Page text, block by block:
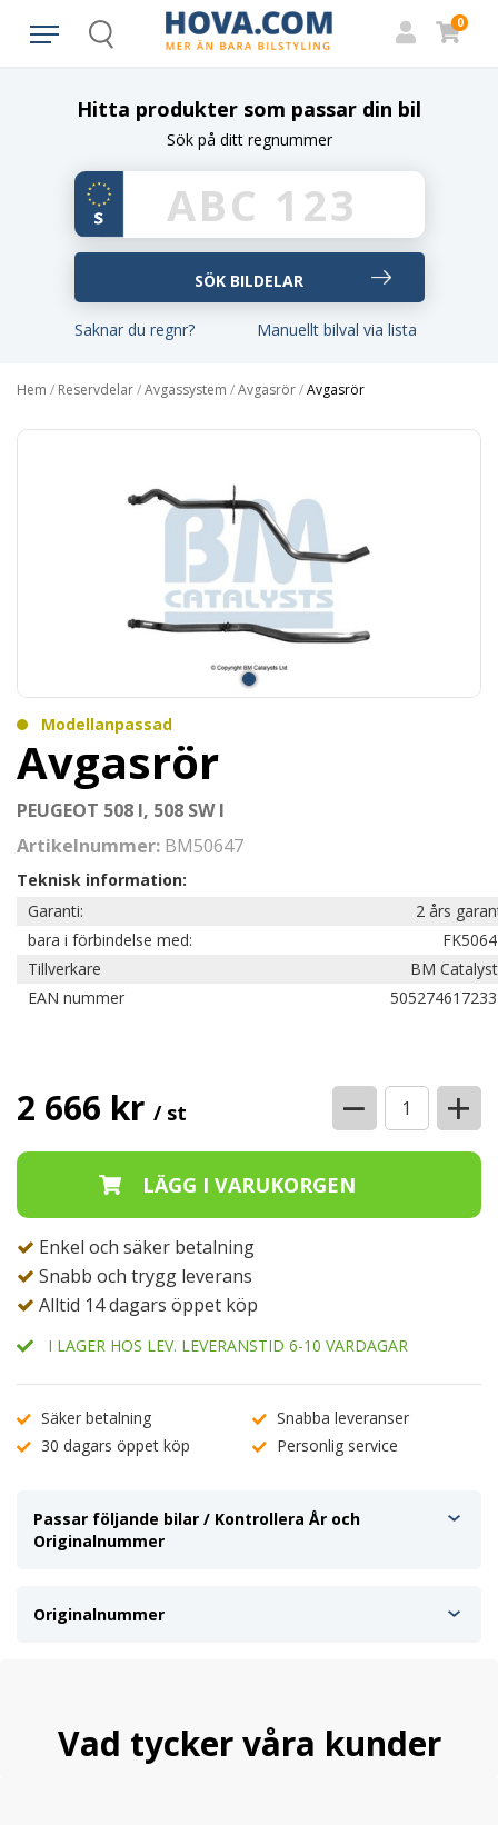
Search
0
Hitta produkter som passar din bil
Sök på ditt regnummer
Saknar du regnr? Manuellt bilval via lista
Hem / Reservdelar/Avgassystem /Avgasrör/Avgasrör
Modellanpassad
Avgasrör
PEUGEOT 508 I, 508 SW I
Artikelnummer: BM50647
Teknisk information:
Garanti:
2 års
bara i förbindelse med:
Tillverkare
BM
EAN nummer
2 666 kr / st − +
Enkel och säker betalning
Snabb och trygg leverans
Alltid 14 dagars öppet köp
I LAGER HOS LEV. LEVERANSTID 6-10 VARDAGAR
Säker betalning
Snabba leveranser
30 dagars öppet köp
Personlig service
Passar följande bilar / Kontrollera År och
Originalnummer
Originalnummer
Vad tycker våra kunder